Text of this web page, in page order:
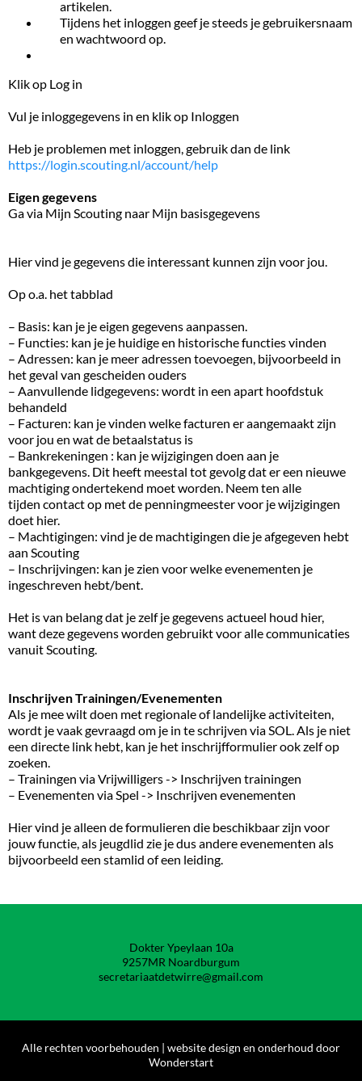
artikelen.
Tijdens het inloggen geef je steeds je gebruikersnaam
en wachtwoord op.
Klik op Log in
Vul je inloggegevens in en klik op Inloggen
Heb je problemen met inloggen, gebruik dan de link
https://login.scouting.nl/account/help
Eigen gegevens
Ga via Mijn Scouting naar Mijn basisgegevens
Hier vind je gegevens die interessant kunnen zijn voor jou.
Op o.a. het tabblad
– Basis: kan je je eigen gegevens aanpassen.
– Functies: kan je je huidige en historische functies vinden
– Adressen: kan je meer adressen toevoegen, bijvoorbeeld in
het geval van gescheiden ouders
– Aanvullende lidgegevens: wordt in een apart hoofdstuk
behandeld
– Facturen: kan je vinden welke facturen er aangemaakt zijn
voor jou en wat de betaalstatus is
– Bankrekeningen : kan je wijzigingen doen aan je
bankgegevens. Dit heeft meestal tot gevolg dat er een nieuwe
machtiging ondertekend moet worden. Neem ten alle
tijden contact op met de penningmeester voor je wijzigingen
doet hier.
– Machtigingen: vind je de machtigingen die je afgegeven hebt
aan Scouting
– Inschrijvingen: kan je zien voor welke evenementen je
ingeschreven hebt/bent.
Het is van belang dat je zelf je gegevens actueel houd hier,
want deze gegevens worden gebruikt voor alle communicaties
vanuit Scouting.
Inschrijven Trainingen/Evenementen
Als je mee wilt doen met regionale of landelijke activiteiten,
wordt je vaak gevraagd om je in te schrijven via SOL. Als je niet
een directe link hebt, kan je het inschrijfformulier ook zelf op
zoeken.
– Trainingen via Vrijwilligers -> Inschrijven trainingen
– Evenementen via Spel -> Inschrijven evenementen
Hier vind je alleen de formulieren die beschikbaar zijn voor
jouw functie, als jeugdlid zie je dus andere evenementen als
bijvoorbeeld een stamlid of een leiding.
Dokter Ypeylaan 10a
9257MR Noardburgum
secretariaatdetwirre@gmail.com
Alle rechten voorbehouden | website design en onderhoud door
Wonderstart